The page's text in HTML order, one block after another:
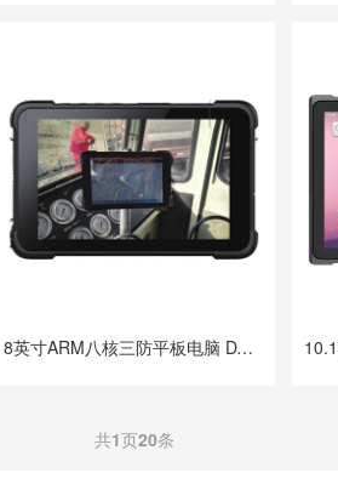
8英寸ARM八核三防平板电脑 DTZ-T880E-R
共1页20条